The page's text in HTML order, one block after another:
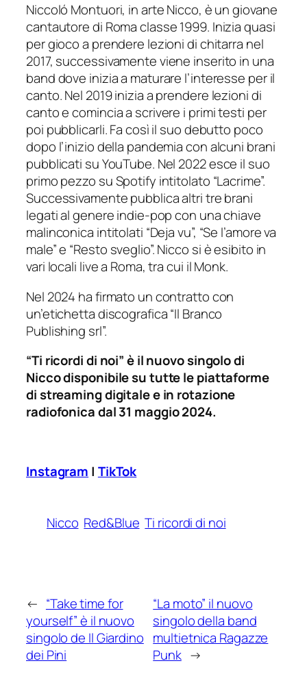
Niccoló Montuori, in arte Nicco, è un giovane
cantautore di Roma classe 1999. Inizia quasi
per gioco a prendere lezioni di chitarra nel
2017, successivamente viene inserito in una
band dove inizia a maturare l’interesse per il
canto. Nel 2019 inizia a prendere lezioni di
canto e comincia a scrivere i primi testi per
poi pubblicarli. Fa così il suo debutto poco
dopo l’inizio della pandemia con alcuni brani
pubblicati su YouTube. Nel 2022 esce il suo
primo pezzo su Spotify intitolato “Lacrime”.
Successivamente pubblica altri tre brani
legati al genere indie-pop con una chiave
malinconica intitolati “Deja vu”, “Se l’amore va
male” e “Resto sveglio”. Nicco si è esibito in
vari locali live a Roma, tra cui il Monk.
Nel 2024 ha firmato un contratto con
un’etichetta discografica “Il Branco
Publishing srl”.
“Ti ricordi di noi” è il nuovo singolo di
Nicco disponibile su tutte le piattaforme
di streaming digitale e in rotazione
radiofonica dal 31 maggio 2024.
Instagram | TikTok
Nicco Red&Blue Ti ricordi di noi
← “Take time for
yourself” è il nuovo
singolo de Il Giardino
dei Pini
“La moto” il nuovo
singolo della band
multietnica Ragazze
Punk →